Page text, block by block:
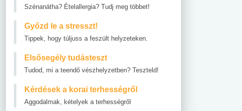
Szénanátha? Ételallergia? Tudj meg többet!
Győzd le a stresszt!
Tippek, hogy túljuss a feszült helyzeteken.
Elsősegély tudásteszt
Tudod, mi a teendő vészhelyzetben? Teszteld!
Kérdések a korai terhességről
Aggodalmak, kételyek a terhességről